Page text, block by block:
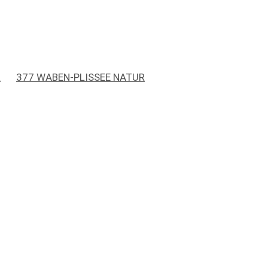
377 WABEN-PLISSEE NATUR